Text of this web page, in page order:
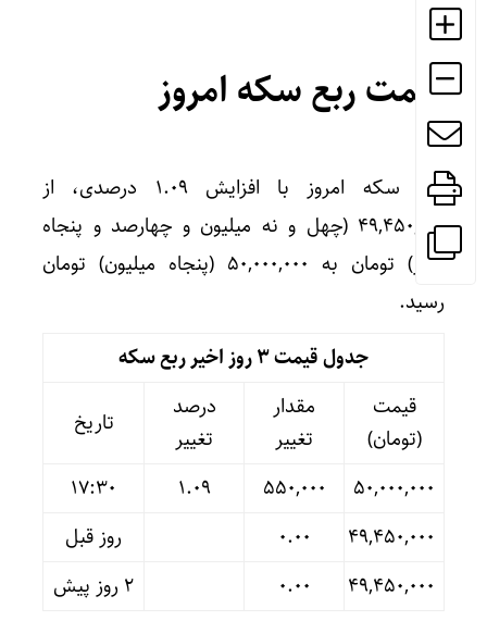
قیمت ربع سکه امروز
ربع سکه امروز با افزایش ۱.۰۹ درصدی، از
۴۹,۴۵۰,۰۰۰ (چهل و نه میلیون و چهارصد و پنجاه
هزار) تومان به ۵۰,۰۰۰,۰۰۰ (پنجاه میلیون) تومان
رسید.
جدول قیمت 3 روز اخیر ربع سکه
قیمت
(تومان)
مقدار
تغییر
درصد
تغییر
تاریخ
۵۰,۰۰۰,۰۰۰
۵۵۰,۰۰۰ ۱.۰۹
17:30
۴۹,۴۵۰,۰۰۰
۰.۰۰
روز قبل
۴۹,۴۵۰,۰۰۰
۰.۰۰ ۲ روز پیش